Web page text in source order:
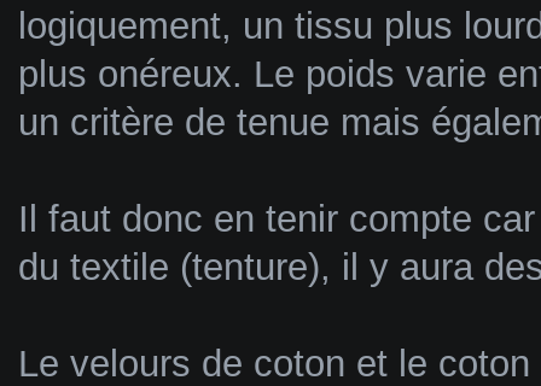
logiquement, un tissu plus
plus onéreux. Le poids varie
un critère de tenue mais
Il faut donc en tenir compte
du textile (tenture), il y aura
Le velours de coton et le